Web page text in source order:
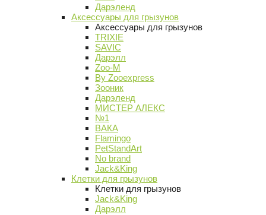
Дарэленд
Аксессуары для грызунов
Аксессуары для грызунов
TRIXIE
SAVIC
Дарэлл
Zoo-M
By Zooexpress
Зооник
Дарэленд
МИСТЕР АЛЕКС
№1
ВАКА
Flamingo
PetStandArt
No brand
Jack&King
Клетки для грызунов
Клетки для грызунов
Jack&King
Дарэлл